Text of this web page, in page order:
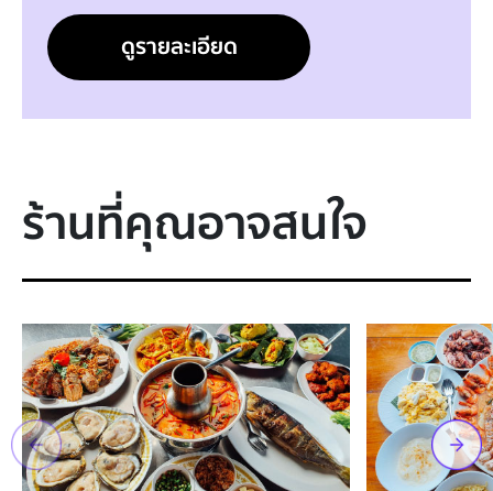
ดูรายละเอียด
ร้านที่คุณอาจสนใจ